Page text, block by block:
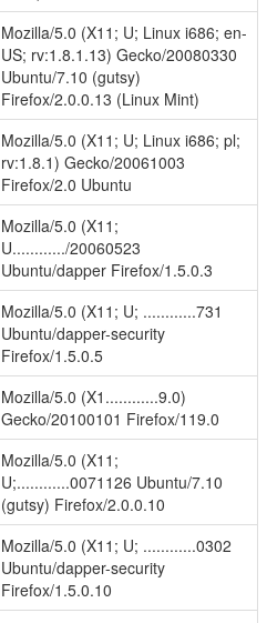
Mozilla/5.0 (X11; U; Linux i686; en-
US; rv:1.8.1.13) Gecko/20080330
Ubuntu/7.10 (gutsy)
Firefox/2.0.0.13 (Linux Mint)
Mozilla/5.0 (X11; U; Linux i686; pl;
rv:1.8.1) Gecko/20061003
Firefox/2.0 Ubuntu
Mozilla/5.0 (X11;
U............/20060523
Ubuntu/dapper Firefox/1.5.0.3
Mozilla/5.0 (X11; U; ............731
Ubuntu/dapper-security
Firefox/1.5.0.5
Mozilla/5.0 (X1............9.0)
Gecko/20100101 Firefox/119.0
Mozilla/5.0 (X11;
U;............0071126 Ubuntu/7.10
(gutsy) Firefox/2.0.0.10
Mozilla/5.0 (X11; U; ............0302
Ubuntu/dapper-security
Firefox/1.5.0.10